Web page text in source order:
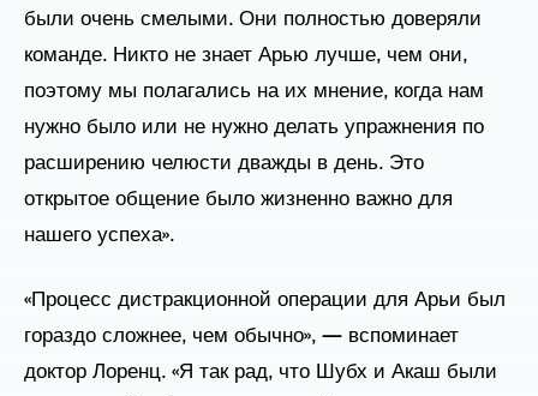
были очень смелыми. Они полностью доверяли
команде. Никто не знает Арью лучше, чем они,
поэтому мы полагались на их мнение, когда нам
нужно было или не нужно делать упражнения по
расширению челюсти дважды в день. Это
открытое общение было жизненно важно для
нашего успеха».
«Процесс дистракционной операции для Арьи был
гораздо сложнее, чем обычно», — вспоминает
доктор Лоренц. «Я так рад, что Шубх и Акаш были